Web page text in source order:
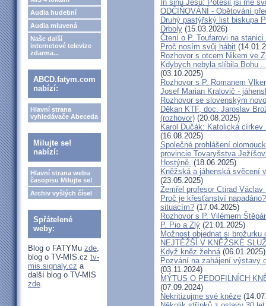
Audia hudební
Audia mluvená
Naše další
internetové televize
zdarma...
ABCD.fatym.com
nabízí:
Hlavní strana
vyhledávače Abeceda
Milujte se!
nabízí:
Hlavní strana webu
časopisu Milujte se!
Archiv vyšlých čísel
Spřátelené
weby:
Blog o FATYMu zde,
blog o TV-MIS.cz tv-
mis.signaly.cz a
další blog o TV-MIS
zde.
In sinu Jesu: Potěšil jsi mě
ODČIŇOVÁNÍ - Obětování
Druhý pastýřský list biskupa
Drboly (15.03.2026)
Čtení o P. Toufarovi na stanici
Proč nosím svůj hábit
Rozhovor s otcem Nikem ve
Kdybych nebyla slíbila Bohu
(03.10.2025)
Rozhovor s P. Romanem
Josef Marian Kralovič -
Rozhovor se slovenským
Děkan KTF, doc. Jaroslav
(rozhovor) (20.08.2025)
Karol Dučák: Katolická
(16.08.2025)
Společné prohlášení
provincie Tovaryšstva
Hostýně. (18.06.2025)
Kněžská a jáhenská svěcení
(23.05.2025)
Zemřel profesor Ctirad
Proč je křesťanství
situacím? (17.04.2025)
Rozhovor s P. Vilémem
P. Pio a Zlý (21.01.2025)
Možnost objednat si
NEJTĚŽŠÍ V KNĚŽSKÉ
Když kněz žehná(06.01.2025)
Pozvání na zahájení výstavy
(03.11.2024)
MÝTUS O PEDOFILNÍCH
(07.09.2024)
Nekritizujme své kněze